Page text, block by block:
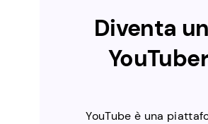
Diventa
YouTuber
YouTube è una